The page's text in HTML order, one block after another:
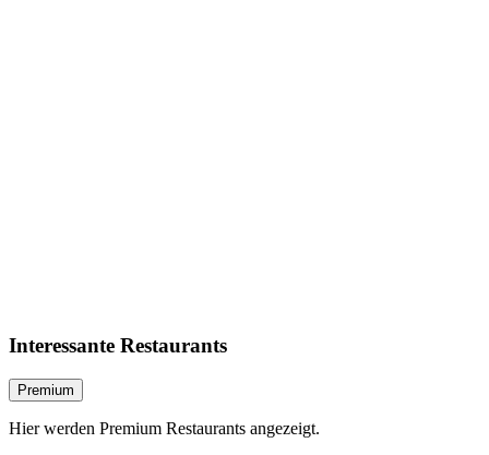
Interessante Restaurants
Premium
Hier werden Premium Restaurants angezeigt.